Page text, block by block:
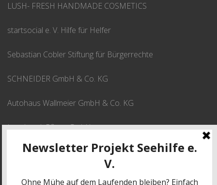
LUSH- FRESH HANDMADE COSMETICS
startsocial e. V. Hilfe für Helfer
Sebastian Cobler Stiftung für Bürgerrechte
SCHNEIDER GmbH & Co. KG
Autohaus Wallmeier GmbH & Co. KG
Leusbrock Pflege GmbH